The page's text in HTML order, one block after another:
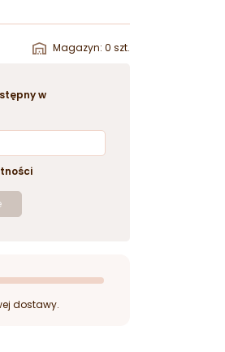
Magazyn: 0 szt.
w
dostawy.